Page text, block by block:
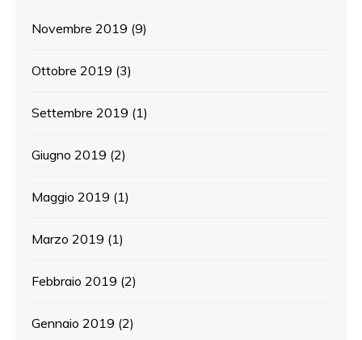
Novembre 2019 (9)
Ottobre 2019 (3)
Settembre 2019 (1)
Giugno 2019 (2)
Maggio 2019 (1)
Marzo 2019 (1)
Febbraio 2019 (2)
Gennaio 2019 (2)